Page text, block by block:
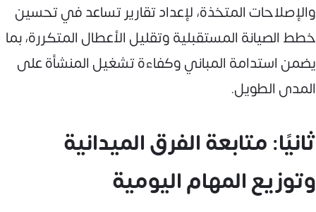
والإصلاحات المتخذة، لإعداد تقارير تساعد في تحسين
خطط الصيانة المستقبلية وتقليل الأعطال المتكررة، بما
يضمن استدامة المباني وكفاءة تشغيل المنشأة على
المدى الطويل.
ثانيًا: متابعة الفرق الميدانية
وتوزيع المهام اليومية